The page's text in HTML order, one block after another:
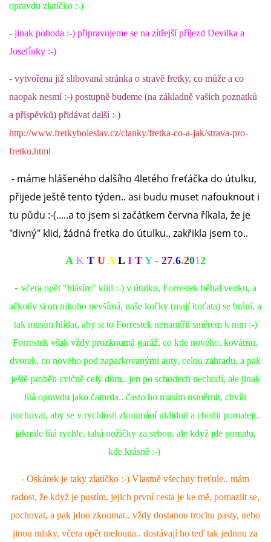
PÉČE O FRETKU
JAK FRETKA BYDLÍ
CESTOVÁNÍ S FRETKOU
KASTRACE
STRAVA
PODPORA
E - S H O P
O NÁS :-)
opravdu zlatíčko :-)
- jinak pohoda :-) připravujeme se na zítřejší příjezd Devilka a
Josefínky :-)
- vytvořena již slibovaná stránka o stravě fretky, co může a co
naopak nesmí :-) postupně budeme (na základně vašich poznatků
a příspěvků) přidávat další :-)
http://www.fretkyboleslav.cz/clanky/fretka-co-a-jak/strava-pro-
fretku.html
- máme hlášeného dalšího 4letého freťáčka do útulku,
přijede ještě tento týden.. asi budu muset nafouknout i
tu půdu :-(.....a to jsem si začátkem června říkala, že je
"divný" klid, žádná fretka do útulku.. zakřikla jsem to..
AK T U A L I T Y- 27.6.2012
- včera opět "hlásím" klid :-) v útulku, Forrestek běhal venku, a
ačkoliv si on nikoho nevšímá, naše kočky (mají koťata) se brání, a
tak musím hlídat, aby si to Forrestek nenamířil směrem k nim :-)
Forrestek však vždy prozkoumá garáž, co kde nového, kovárnu,
dvorek, co nového pod zaparkovanými auty, celou zahradu, a pak
ještě proběh cvičně celý dům.. jen po schodech nechodí, ale jinak
lítá opravdu jako čamrda.. často ho musím usměrnit, chvíli
pochovat, aby se v rychlosti zkoumání uklidnil a chodil pomaleji..
jakmile lítá rychle, tahá nožičky za sebou, ale když jde pomalu,
kde krásně :-)
- Oskárek je taky zlatíčko :-) Vlastně všechny freťule.. mám
radost, že když je pustím, jejich první cesta je ke mě, pomazlit se,
pochovat, a pak jdou zkoumat.. vždy dostanou trochu pasty, nebo
jinou mlsky, včera opět melouna.. dostávají ho teď tak jednou za